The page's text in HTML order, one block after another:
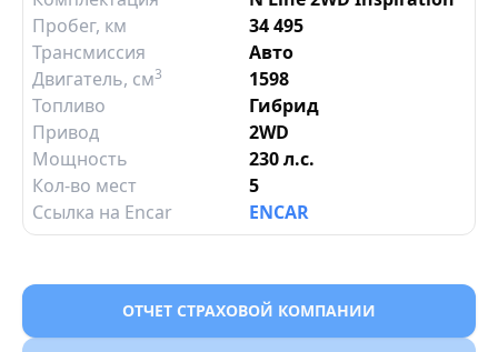
Пробег, км
34 495
Трансмиссия
Авто
Двигатель, см3
1598
Топливо
Гибрид
Привод
2WD
Мощность
230 л.с.
Кол-во мест
5
Ссылка на Encar
ENCAR
ОТЧЕТ СТРАХОВОЙ КОМПАНИИ